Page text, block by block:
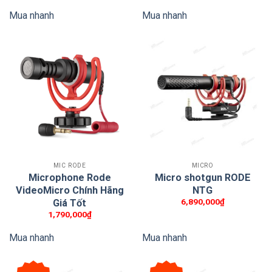
đồng hành trong mọi buổi thu — từ phòng studio
Mua nhanh Mua nhanh
MIC RODE
Microphone Rode
VideoMicro Chính Hãng
Giá Tốt
1,790,000₫
Mua nhanh
MICRO
Micro shotgun RODE
NTG
6,890,000₫
Mua nhanh